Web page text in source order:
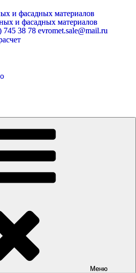
и фасадных материалов
745 38 78 evromet.sale@mail.ru
Меню